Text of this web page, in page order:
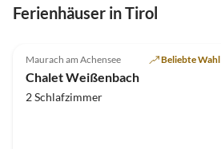
Ferienhäuser in Tirol
Maurach am Achensee Beliebte Wahl
Chalet Weißenbach
2 Schlafzimmer